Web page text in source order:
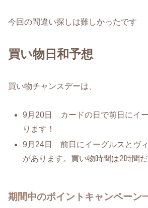
今回の間違い探しは難しかったです
買い物日和予想
買い物チャンスデーは、
9月20日 カードの日で前日にイ
ります！
9月24日 前日にイーグルスとヴ
があります。買い物時間は2時間だ
期間中のポイントキャンペーン